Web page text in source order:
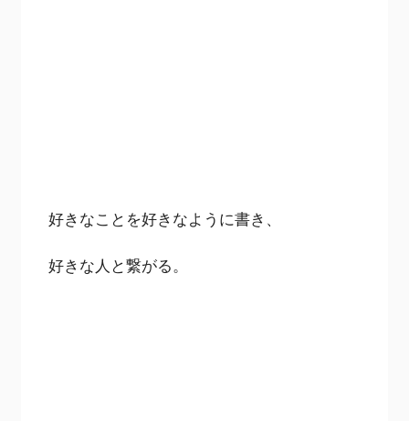
好きなことを好きなように書き、
好きな人と繋がる。